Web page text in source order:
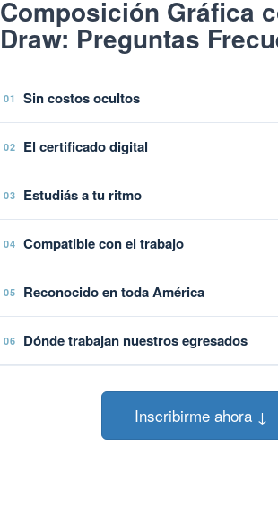
Composición Gráfica
Draw: Preguntas
01 Sin costos ocultos
02 El certificado digital
03 Estudiás a tu ritmo
04 Compatible con el trabajo
05 Reconocido en toda América
06 Dónde trabajan nuestros egresados
Inscribirme ahora ↓